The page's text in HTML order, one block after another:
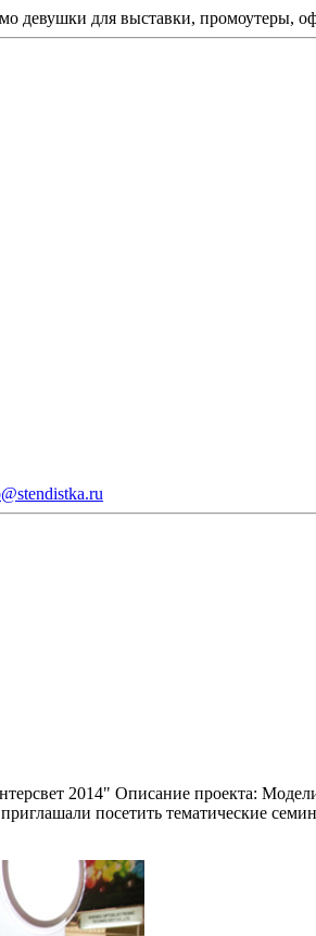
для выставки, промоутеры,
2014" Описание проекта:
посетить тематические